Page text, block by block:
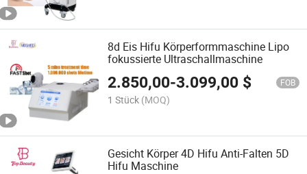
8d Eis Hifu Körperformmaschine Lipo
fokussierte Ultraschallmaschine
2.850,00-3.099,00 $ FOB
1 Stück (MOQ)
Gesicht Körper 4D Hifu Anti-Falten 5D
Hifu Maschine